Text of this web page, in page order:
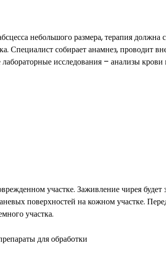
небольшого размера, терапия должна
Специалист собирает анамнез, проводит
исследования – анализы крови
участке. Заживление чирея
поверхностей на кожном участке.
участка.
для обработки